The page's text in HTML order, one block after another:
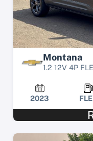
Montana
1.2 12V 4P
2023